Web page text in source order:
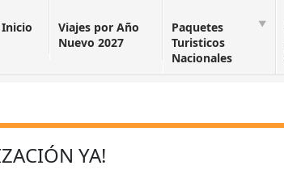
Inicio
Viajes por Año
Nuevo 2027
Paquetes
Turisticos
Nacionales
YA!